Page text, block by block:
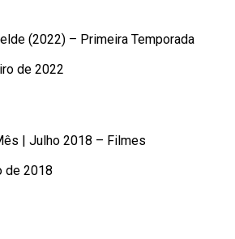
(2022) – Primeira Temporada
de 2022
| Julho 2018 – Filmes
de 2018